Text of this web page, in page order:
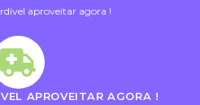
aproveitar agora !
APROVEITAR AGORA !